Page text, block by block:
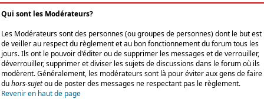
Qui sont les Modérateurs?
Les Modérateurs sont des personnes (ou groupes de personnes) dont le but est
de veiller au respect du règlement et au bon fonctionnement du forum tous les
jours. Ils ont le pouvoir d'éditer ou de supprimer les messages et de verrouiller,
déverrouiller, supprimer et diviser les sujets de discussions dans le forum où ils
modèrent. Généralement, les modérateurs sont là pour éviter aux gens de faire
duhors-sujetou de poster des messages ne respectant pas le règlement.
Revenir en haut de page